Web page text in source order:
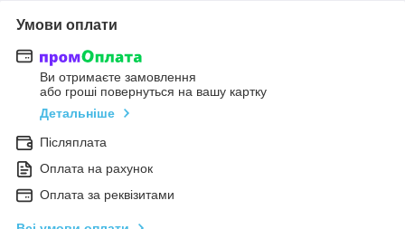
Умови оплати
Ви отримаєте замовлення
або гроші повернуться на вашу картку
Детальніше
Післяплата
Оплата на рахунок
Оплата за реквізитами